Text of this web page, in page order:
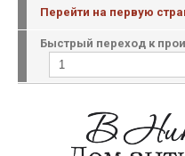
Перейти на первую
Быстрый переход к